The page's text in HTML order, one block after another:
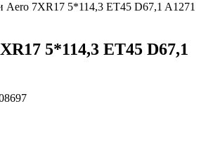
Aero 7XR17 5*114,3 ET45 D67,1 A1271
5*114,3 ET45 D67,1